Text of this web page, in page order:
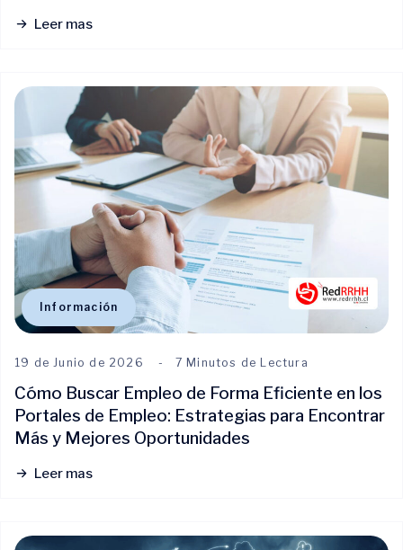
Leer mas
Información
19 de Junio de 2026 7 Minutos de Lectura
Cómo Buscar Empleo de Forma Eficiente en los
Portales de Empleo: Estrategias para Encontrar
Más y Mejores Oportunidades
Leer mas